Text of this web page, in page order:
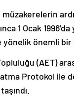
1 Ocak
önemli
(AET)
Protokol ile